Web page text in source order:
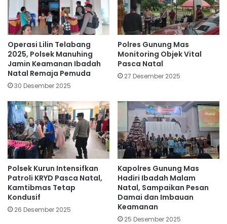
Operasi Lilin Telabang
2025, Polsek Manuhing
Jamin Keamanan Ibadah
Natal Remaja Pemuda
30 Desember 2025
Polres Gunung Mas
Monitoring Objek Vital
Pasca Natal
27 Desember 2025
Polsek Kurun Intensifkan
Patroli KRYD Pasca Natal,
Kamtibmas Tetap
Kondusif
26 Desember 2025
Kapolres Gunung Mas
Hadiri Ibadah Malam
Natal, Sampaikan Pesan
Damai dan Imbauan
Keamanan
25 Desember 2025